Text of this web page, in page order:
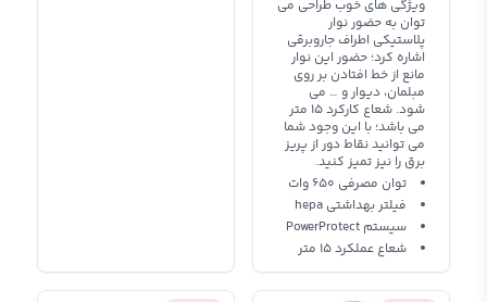
ویژگی های خوب طراحی می
توان به حضور نوار
پلاستیکی اطراف جاروبرقی
اشاره کرد؛ حضور این نوار
مانع از خط افتادن بر روی
مبلمان، دیوار و … می
شود.‌ شعاع کارکرد 15 متر
می باشد؛ با این وجود شما
می توانید نقاط دور از پریز
برق را نیز تمیز کنید.
توان مصرفی 650 وات
فیلتر بهداشتی hepa
سیستم PowerProtect
شعاع عملکرد 15 متر